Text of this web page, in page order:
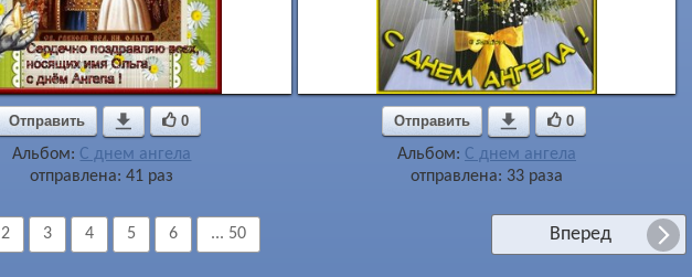
Отправить  0
Альбом: С днем ангела
отправлена: 41 раз
Отправить  0
Альбом: С днем ангела
отправлена: 33 раза
Вперед
2 3 4 5 6 ... 50